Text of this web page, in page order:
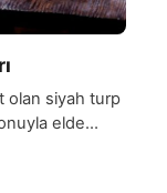
olan siyah turp
elde
suyu,